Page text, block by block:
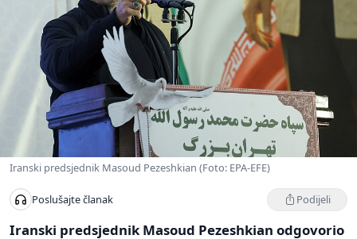
Iranski predsjednik Masoud Pezeshkian (Foto: EPA-EFE)
Poslušajte članak Podijeli
Iranski predsjednik Masoud Pezeshkian odgovorio